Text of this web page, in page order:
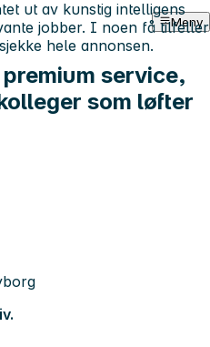
Meny
service,
som løfter
ut av kunstig intelligens
jobber. I noen få tilfeller
hele annonsen.